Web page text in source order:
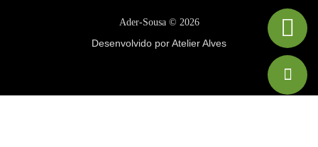
Ader-Sousa © 2026
Desenvolvido por Atelier Alves